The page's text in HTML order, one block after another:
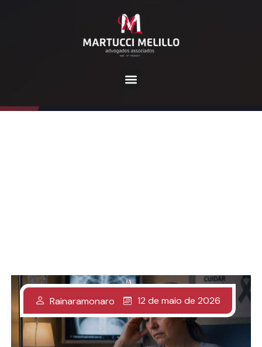
12 de maio de 2026
Rainaramonaro 12 de maio de 2026